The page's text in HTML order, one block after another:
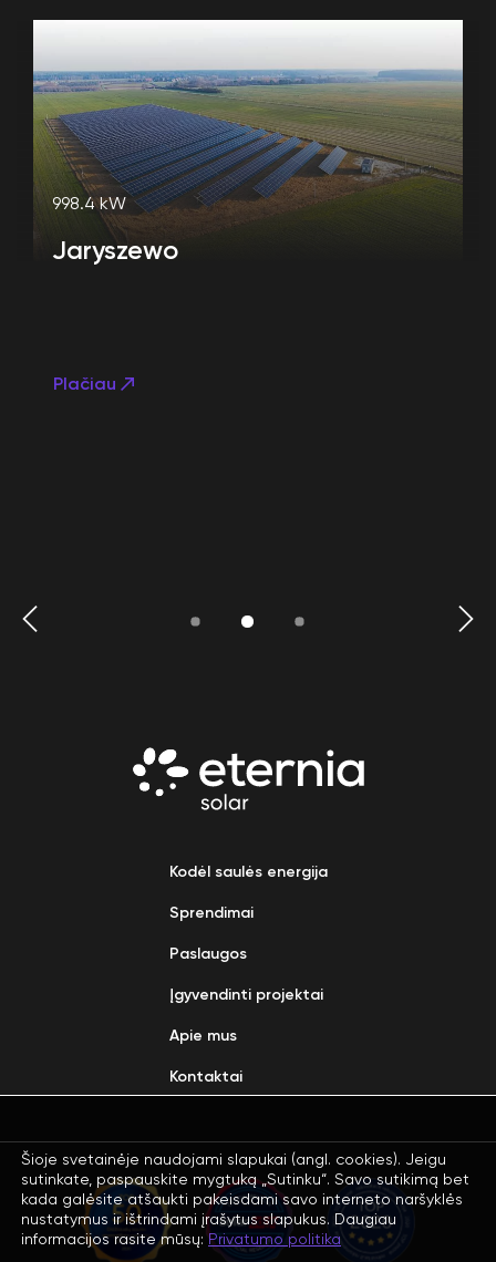
998.4 kW
Jaryszewo
Plačiau
Kodėl saulės energija
Sprendimai
Paslaugos
Įgyvendinti projektai
Apie mus
Kontaktai
Šioje svetainėje naudojami slapukai (angl. cookies). Jeigu
sutinkate, paspauskite mygtuką „Sutinku“. Savo sutikimą bet
kada galėsite atšaukti pakeisdami savo interneto naršyklės
nustatymus ir ištrindami įrašytus slapukus. Daugiau
informacijos rasite mūsų:Privatumo politika